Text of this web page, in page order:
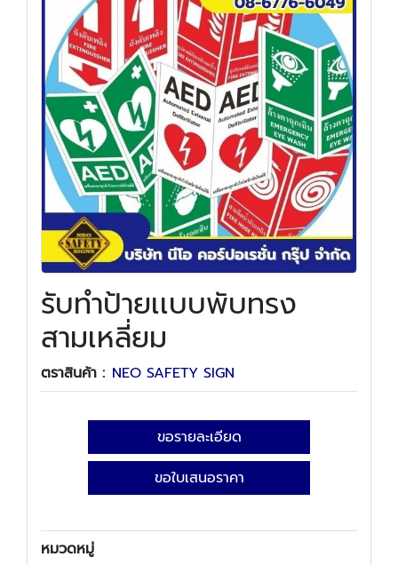
รับทำป้ายเเบบพับทรง
สามเหลี่ยม
ตราสินค้า : NEO SAFETY SIGN
ขอรายละเอียด
ขอใบเสนอราคา
หมวดหมู่